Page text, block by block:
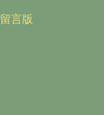
留言版